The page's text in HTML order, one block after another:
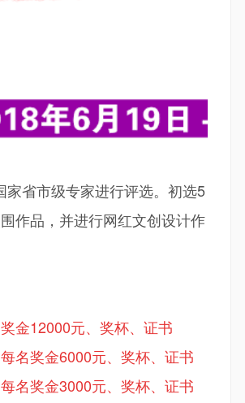
家省市级专家进行评选。初选5
作品，并进行网红文创设计作
金12000元、奖杯、证书
名奖金6000元、奖杯、证书
名奖金3000元、奖杯、证书